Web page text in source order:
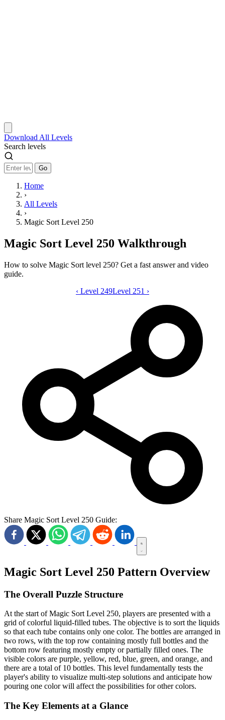
Download All Levels
Search levels
Go
Home
›
All Levels
›
Magic Sort Level 250
Magic Sort Level 250 Walkthrough
How to solve Magic Sort level 250? Get a fast answer and video
guide.
Magic Sort level 250 video guide
‹ Level 249Level 251 ›
Share Magic Sort Level 250 Guide:
Magic Sort Level 250 Pattern Overview
The Overall Puzzle Structure
At the start of Magic Sort Level 250, players are presented with a
grid of colorful liquid-filled tubes. The objective is to sort the liquids
so that each tube contains only one color. The bottles are arranged in
two rows, with the top row containing mostly full bottles and the
bottom row featuring mostly empty or partially filled ones. The
visible colors are purple, yellow, red, blue, green, and orange, and
there are a total of 10 bottles. This level fundamentally tests the
player's ability to visualize multi-step solutions and anticipate how
pouring one color will affect the possibilities for other colors.
The Key Elements at a Glance